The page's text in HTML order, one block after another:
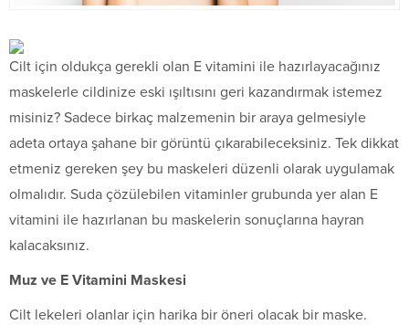
Cilt için oldukça gerekli olan E vitamini ile hazırlayacağınız
maskelerle cildinize eski ışıltısını geri kazandırmak istemez
misiniz? Sadece birkaç malzemenin bir araya gelmesiyle
adeta ortaya şahane bir görüntü çıkarabileceksiniz. Tek dikkat
etmeniz gereken şey bu maskeleri düzenli olarak uygulamak
olmalıdır. Suda çözülebilen vitaminler grubunda yer alan E
vitamini ile hazırlanan bu maskelerin sonuçlarına hayran
kalacaksınız.
Muz ve E Vitamini Maskesi
Cilt lekeleri olanlar için harika bir öneri olacak bir maske.